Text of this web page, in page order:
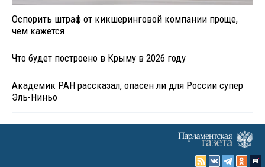
Оспорить штраф от кикшеринговой компании проще,
чем кажется
Что будет построено в Крыму в 2026 году
Академик РАН рассказал, опасен ли для России супер
Эль-Ниньо